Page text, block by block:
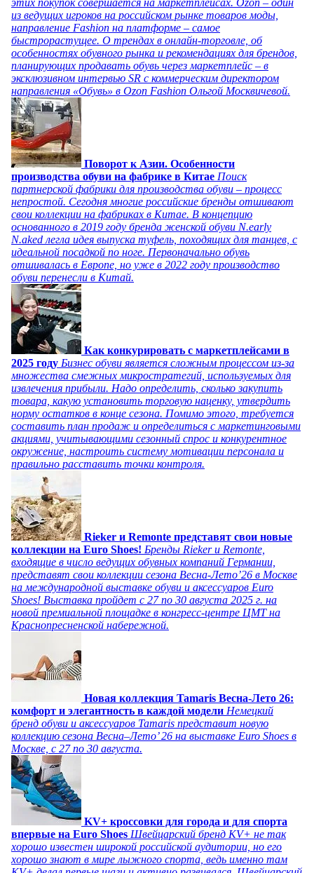
этих покупок совершается на маркетплейсах. Ozon – один
из ведущих игроков на российском рынке товаров моды,
направление Fashion на платформе – самое
быстрорастущее. О трендах в онлайн-торговле, об
особенностях обувного рынка и рекомендациях для брендов,
планирующих продавать обувь через маркетплейс – в
эксклюзивном интервью SR с коммерческим директором
направления «Обувь» в Ozon Fashion Ольгой Москвичевой.
Поворот к Азии. Особенности
производства обуви на фабрике в Китае Поиск
партнерской фабрики для производства обуви – процесс
непростой. Сегодня многие российские бренды отшивают
свои коллекции на фабриках в Китае. В концепцию
основанного в 2019 году бренда женской обуви N.early
N.aked легла идея выпуска туфель, походящих для танцев, с
идеальной посадкой по ноге. Первоначально обувь
отшивалась в Европе, но уже в 2022 году производство
обуви перенесли в Китай.
Как конкурировать с маркетплейсами в
2025 году Бизнес обуви является сложным процессом из-за
множества смежных микростратегий, используемых для
извлечения прибыли. Надо определить, сколько закупить
товара, какую установить торговую наценку, утвердить
норму остатков в конце сезона. Помимо этого, требуется
составить план продаж и определиться с маркетинговыми
акциями, учитывающими сезонный спрос и конкурентное
окружение, настроить систему мотивации персонала и
правильно расставить точки контроля.
Rieker и Remonte представят свои новые
коллекции на Euro Shoes! Бренды Rieker и Remonte,
входящие в число ведущих обувных компаний Германии,
представят свои коллекции сезона Весна-Лето’26 в Москве
на международной выставке обуви и аксессуаров Euro
Shoes! Выставка пройдет c 27 по 30 августа 2025 г. на
новой премиальной площадке в конгресс-центре ЦМТ на
Краснопресненской набережной.
Новая коллекция Tamaris Весна-Лето 26:
комфорт и элегантность в каждой модели Немецкий
бренд обуви и аксессуаров Tamaris представит новую
коллекцию сезона Весна–Лето’ 26 на выставке Euro Shoes в
Москве, с 27 по 30 августа.
KV+ кроссовки для города и для спорта
впервые на Euro Shoes Швейцарский бренд KV+ не так
хорошо известен широкой российской аудитории, но его
хорошо знают в мире лыжного спорта, ведь именно там